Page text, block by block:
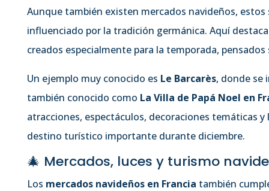
Aunque también existen mercados navideños,
influenciado por la tradición germánica. Aquí
creados especialmente para la temporada,
Un ejemplo muy conocido es Le Barcarès, donde se
también conocido como La Villa de Papá Noel en
atracciones, espectáculos, decoraciones temáticas
destino turístico importante durante diciembre.
🎄 Mercados, luces y turismo
Los mercados navideños en Francia también